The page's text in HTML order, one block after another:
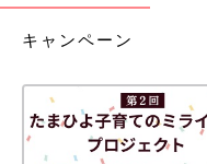
キャンペーン